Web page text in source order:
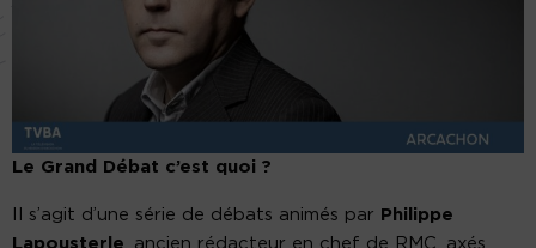
Le Grand Débat c’est quoi ?
Il s’agit d’une série de débats animés par Philippe
Lapousterle, ancien rédacteur en chef de RMC, axés